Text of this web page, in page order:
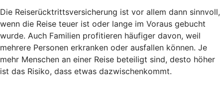
Die Reiserücktrittsversicherung ist vor allem dann sinnvoll,
wenn die Reise teuer ist oder lange im Voraus gebucht
wurde. Auch Familien profitieren häufiger davon, weil
mehrere Personen erkranken oder ausfallen können. Je
mehr Menschen an einer Reise beteiligt sind, desto höher
ist das Risiko, dass etwas dazwischenkommt.